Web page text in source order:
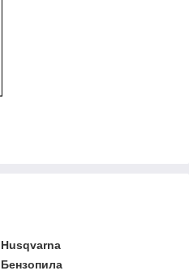
Husqvarna
Бензопила